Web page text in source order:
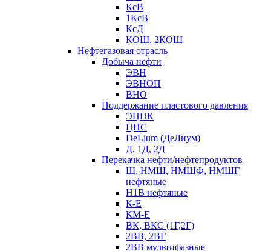
КсВ
1КсВ
КсД
КОШ, 2КОШ
Нефтегазовая отрасль
Добыча нефти
ЭВН
ЭВНОП
ВНО
Поддержание пластового давления
ЭЦПК
ЦНС
DeLium (ДеЛиум)
Д, 1Д, 2Д
Перекачка нефти/нефтепродуктов
Ш, НМШ, НМШФ, НМШГ
нефтяные
Н1В нефтяные
К-Е
КМ-Е
ВК, ВКС (1Г,2Г)
2ВВ, 2ВГ
2ВВ мультифазные